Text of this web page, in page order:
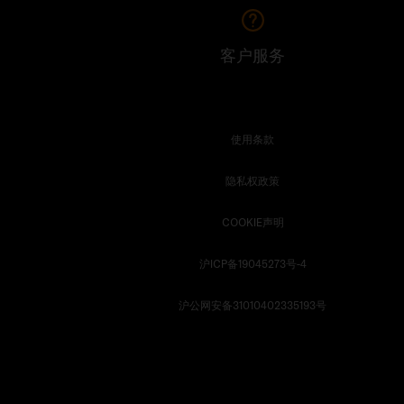
客户服务
使用条款
隐私权政策
COOKIE声明
沪ICP备19045273号-4
沪公网安备31010402335193号